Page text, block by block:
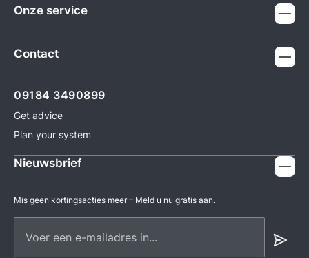
Onze service
Contact
09184 3490899
Get advice
Plan your system
Nieuwsbrief
Mis geen kortingsacties meer – Meld u nu gratis aan.